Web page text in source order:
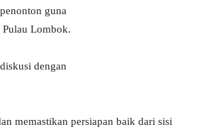
guna
Pulau Lombok.
dengan
memastikan persiapan baik dari sisi